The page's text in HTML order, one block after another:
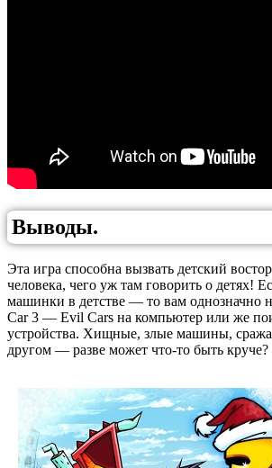
Выводы.
Эта игра способна вызвать детский
человека, чего уж там говорить о детях!
машинки в детстве — то вам однозначно
Car 3 — Evil Cars на компьютер или же
устройства. Хищные, злые машины,
другом — разве может что-то быть круче?